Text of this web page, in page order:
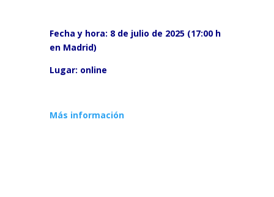
Fecha y hora: 8 de julio de 2025 (17:00 h
en Madrid)
Lugar: online
Más información